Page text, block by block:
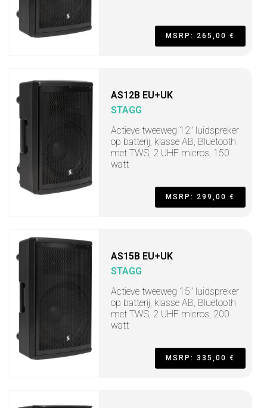
MSRP: 265,00 €
AS12B EU+UK
STAGG
Actieve tweeweg 12" luidspreker
op batterij, klasse AB, Bluetooth
met TWS, 2 UHF micros, 150
watt
MSRP: 299,00 €
AS15B EU+UK
STAGG
Actieve tweeweg 15" luidspreker
op batterij, klasse AB, Bluetooth
met TWS, 2 UHF micros, 200
watt
MSRP: 335,00 €